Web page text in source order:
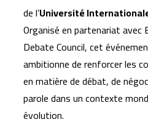
de l’Université
Organisé en partenariat avec
Debate Council, cet
ambitionne de renforcer les
en matière de débat, de
parole dans un contexte
évolution.